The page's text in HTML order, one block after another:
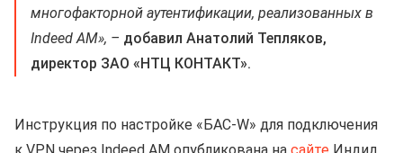
многофакторной аутентификации, реализованных в
Indeed AM», – добавил Анатолий Тепляков,
директор ЗАО «НТЦ КОНТАКТ».
Инструкция по настройке «БАС‑W» для подключения